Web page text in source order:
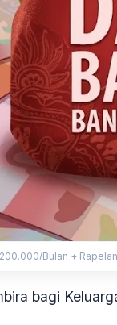
Bulan +
bagi